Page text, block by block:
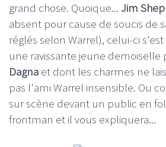
grand chose. Quoique... Jim
absent pour cause de soucis de
réglés selon Warrel), celui-ci
une ravissante jeune
Dagna et dont les charmes ne
pas l'ami Warrel insensible. Ou
sur scène devant un public en
frontman et il vous expliquera...